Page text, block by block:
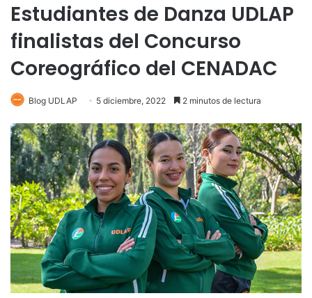
Estudiantes de Danza UDLAP
finalistas del Concurso
Coreográfico del CENADAC
Blog UDLAP 5 diciembre, 2022 2 minutos de lectura